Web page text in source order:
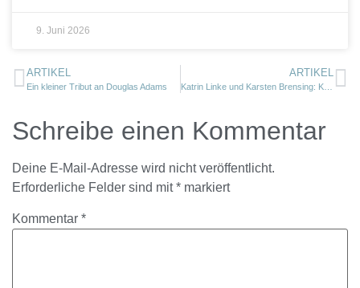
9. Juni 2026
ARTIKEL
Ein kleiner Tribut an Douglas Adams
ARTIKEL
Katrin Linke und Karsten Brensing: Kurswechsel ins Blaue
Schreibe einen Kommentar
Deine E-Mail-Adresse wird nicht veröffentlicht.
Erforderliche Felder sind mit* markiert
Kommentar *